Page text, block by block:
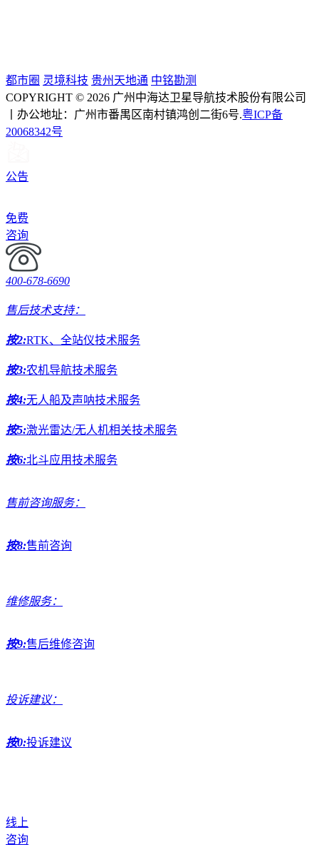
都市圈 灵境科技 贵州天地通 中铭勘测
COPYRIGHT © 2026 广州中海达卫星导航技术股份有限公司
丨办公地址：广州市番禺区南村镇鸿创二街6号.粤ICP备
20068342号
公告
免费
咨询
400-678-6690
售后技术支持：
按2:RTK、全站仪技术服务
按3:农机导航技术服务
按4:无人船及声呐技术服务
按5:激光雷达/无人机相关技术服务
按6:北斗应用技术服务
售前咨询服务：
按8:售前咨询
维修服务：
按9:售后维修咨询
投诉建议：
按0:投诉建议
线上
咨询